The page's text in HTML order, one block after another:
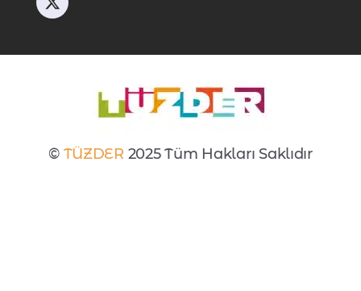
© TÜZDER 2025 Tüm Hakları Saklıdır